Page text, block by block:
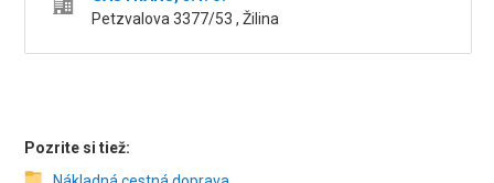
Petzvalova 3377/53 , Žilina
Pozrite si tiež: